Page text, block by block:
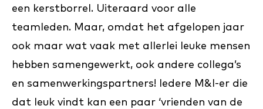
een kerstborrel. Uiteraard voor alle
teamleden. Maar, omdat het afgelopen jaar
ook maar wat vaak met allerlei leuke mensen
hebben samengewerkt, ook andere collega’s
en samenwerkingspartners! Iedere M&I-er die
dat leuk vindt kan een paar ‘vrienden van de